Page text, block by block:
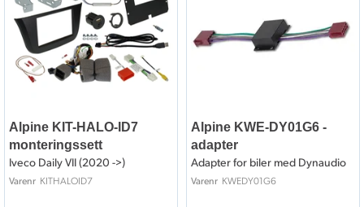
Alpine KIT-HALO-ID7
monteringssett
Iveco Daily VII (2020 ->)
Varenr KITHALOID7
Alpine KWE-DY01G6 -
adapter
Adapter for biler med Dynaudio
Varenr KWEDY01G6